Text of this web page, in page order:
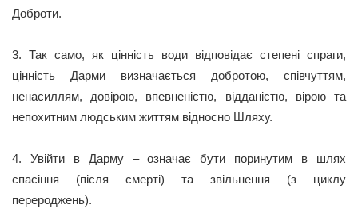
Доброти.
3. Так само, як цінність води відповідає степені спраги,
цінність Дарми визначається добротою, співчуттям,
ненасиллям, довірою, впевненістю, відданістю, вірою та
непохитним людським життям відносно Шляху.
4. Увійти в Дарму – означає бути поринутим в шлях
спасіння (після смерті) та звільнення (з циклу
перероджень).